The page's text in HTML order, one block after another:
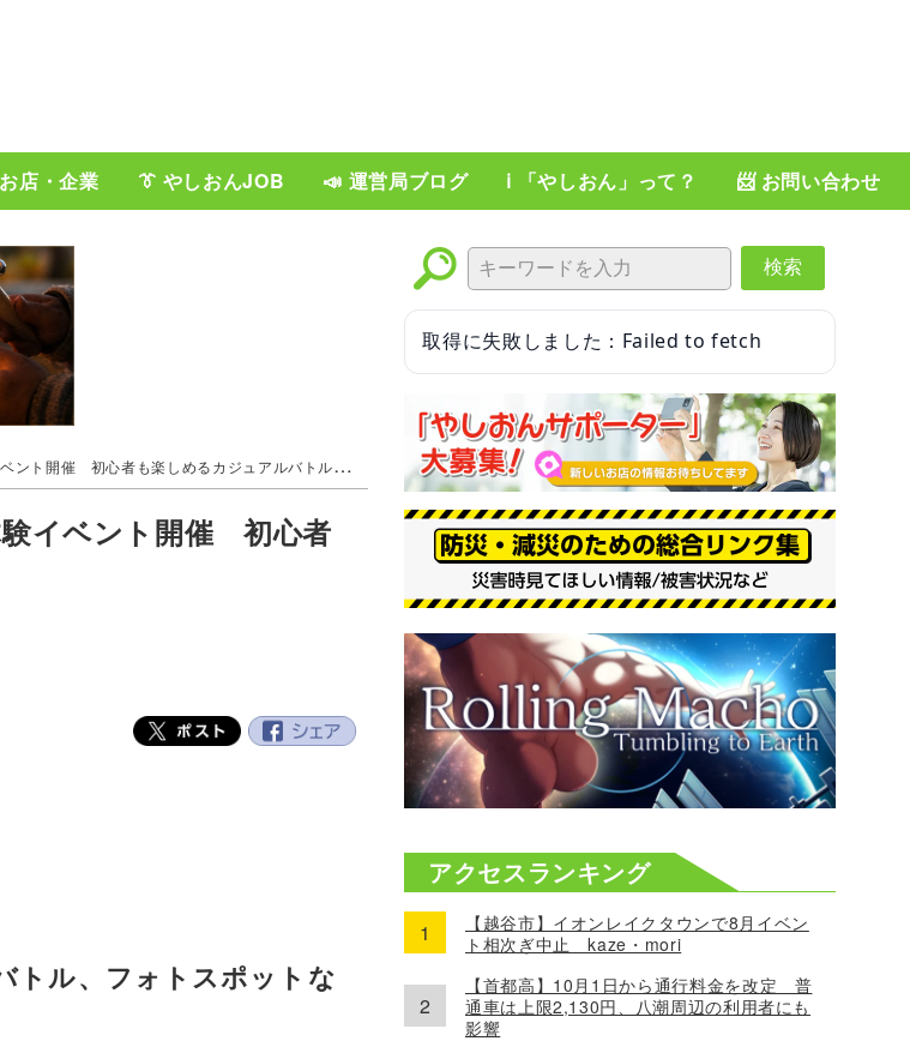
店・企業 👔 やしおんJOB 📣 運営局ブログ ℹ️ 「やしおん」って？ 📨 お問い合わせ
ト開催 初心者も楽しめるカジュアルバトルデー
イベント開催 初心者
トル、フォトスポットな
検索
取得に失敗しました：Failed to fetch
アクセスランキング
【越谷市】イオンレイクタウンで8月イベン
ト相次ぎ中止 kaze・mori
【首都高】10月1日から通行料金を改定 普
通車は上限2,130円、八潮周辺の利用者にも
影響